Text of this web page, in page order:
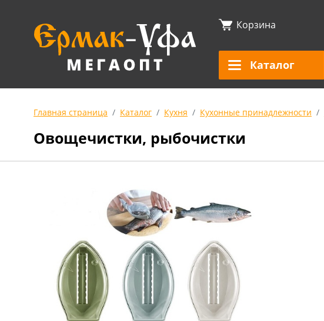
Корзина
Каталог
Главная страница Каталог Кухня Кухонные принадлежности
Овощечистки, рыбочистки